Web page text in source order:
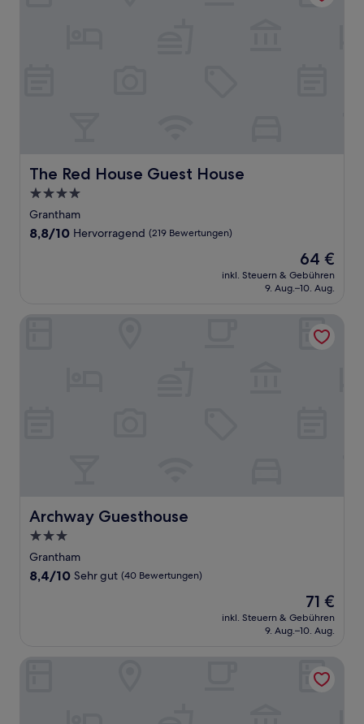
The Red House Guest House
The Red House Guest House
4.0-
Sterne-
Unterkunft
Grantham
8.8
8,8/10 Hervorragend (219 Bewertungen)
Der
Preis
beträgt
64 €
inkl. Steuern & Gebühren
9. Aug.–10. Aug.
Archway Guesthouse
Archway Guesthouse
3.0-
Sterne-
Unterkunft
Grantham
8.4
Bewertungen)
8,4/10 Sehr gut (40 Bewertungen)
Der
Preis
beträgt
71 €
inkl. Steuern & Gebühren
9. Aug.–10. Aug.